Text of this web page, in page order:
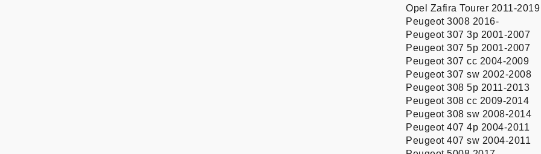
Opel Zafira Tourer 2011-2019
Peugeot 3008 2016-
Peugeot 307 3p 2001-2007
Peugeot 307 5p 2001-2007
Peugeot 307 cc 2004-2009
Peugeot 307 sw 2002-2008
Peugeot 308 5p 2011-2013
Peugeot 308 cc 2009-2014
Peugeot 308 sw 2008-2014
Peugeot 407 4p 2004-2011
Peugeot 407 sw 2004-2011